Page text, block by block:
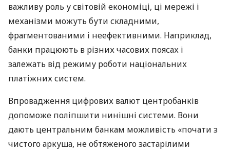
важливу роль у світовій економіці, ці мережі і
механізми можуть бути складними,
фрагментованими і неефективними. Наприклад,
банки працюють в різних часових поясах і
залежать від режиму роботи національних
платіжних систем.
Впровадження цифрових валют центробанків
допоможе поліпшити нинішні системи. Вони
дають центральним банкам можливість «почати з
чистого аркуша, не обтяженого застарілими